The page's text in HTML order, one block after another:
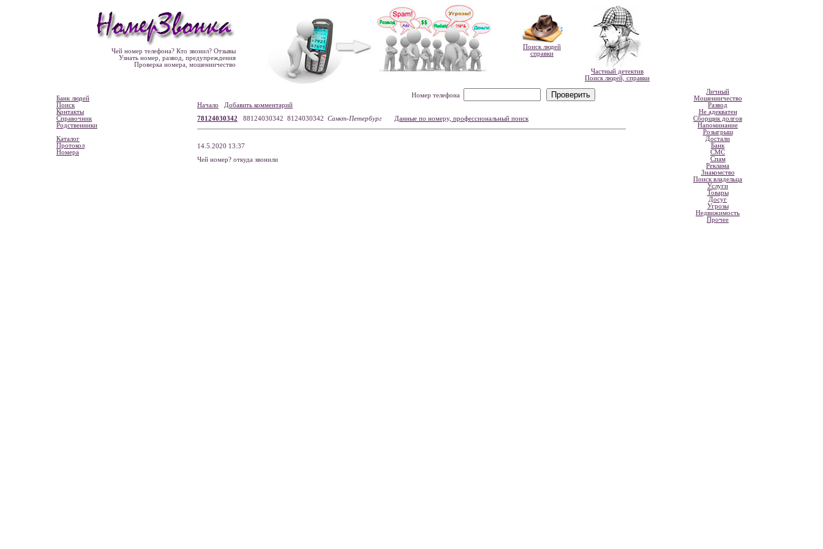
Чей номер телефона? Кто звонил? Отзывы
Узнать номер, развод, предупреждения
Проверка номера, мошенничество
Поиск людей
справки
Частный детектив
Поиск людей, справки
Банк людей
Поиск
Контакты
Справочник
Родственники
Каталог
Протокол
Номера
Номер телефона
Начало
Добавить комментарий
78124030342 88124030342 8124030342 Санкт-Петербург Данные по номеру, профессиональный поиск
14.5.2020 13:37
Чей номер? откуда звонили
Личный
Мошенничество
Развод
Не адекватен
Сборщик долгов
Напоминание
Розыгрыш
Достали
Банк
СМС
Спам
Реклама
Знакомство
Поиск владельца
Услуги
Товары
Досуг
Угрозы
Недвижимость
Прочее